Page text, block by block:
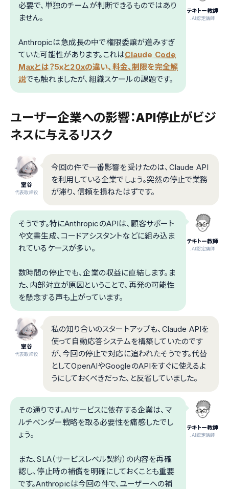
テキトー教師
.AI認定講師
必要で、単独のチームが判断できるものではあり
ません。
Anthropicは急成長の中で権限委譲が進みすぎ
ていた可能性があります。これはClaude Code
Maxとは？5xと20xの違い、料金、制限を完全解
説でも触れましたが、組織スケールの課題です。
ユーザー企業への影響：API停止がビジ
ネスに与えるリスク
室谷
代表取締役
今回の件で一番影響を受けたのは、Claude API
を利用している企業でしょう。突然の停止で業務
が滞り、信頼を損ねたはずです。
テキトー教師
.AI認定講師
そうです。特にAnthropicのAPIは、顧客サポート
や文書生成、コードアシスタントなどに組み込ま
れているケースが多い。
数時間の停止でも、企業の収益に直結します。ま
た、内部対立が原因ということで、再発の可能性
を懸念する声も上がっています。
室谷
代表取締役
私の知り合いのスタートアップも、Claude APIを
使って自動応答システムを構築していたのです
が、今回の停止で対応に追われたそうです。代替
としてOpenAIやGoogleのAPIをすぐに使えるよ
うにしておくべきだった、と反省していました。
テキトー教師
.AI認定講師
その通りです。AIサービスに依存する企業は、マ
ルチベンダー戦略を取る必要性を痛感したでし
ょう。
また、SLA（サービスレベル契約）の内容を再確
認し、停止時の補償を明確にしておくことも重要
です。Anthropicは今回の件で、ユーザーへの補